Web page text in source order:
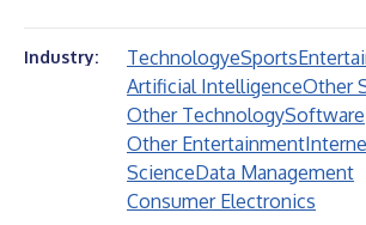
Industry: TechnologyeSports
Artificial IntelligenceOther
Other TechnologySoftware
Other Entertainment
ScienceData Management
Consumer Electronics